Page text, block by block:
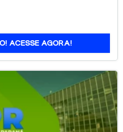
ACESSE AGORA!